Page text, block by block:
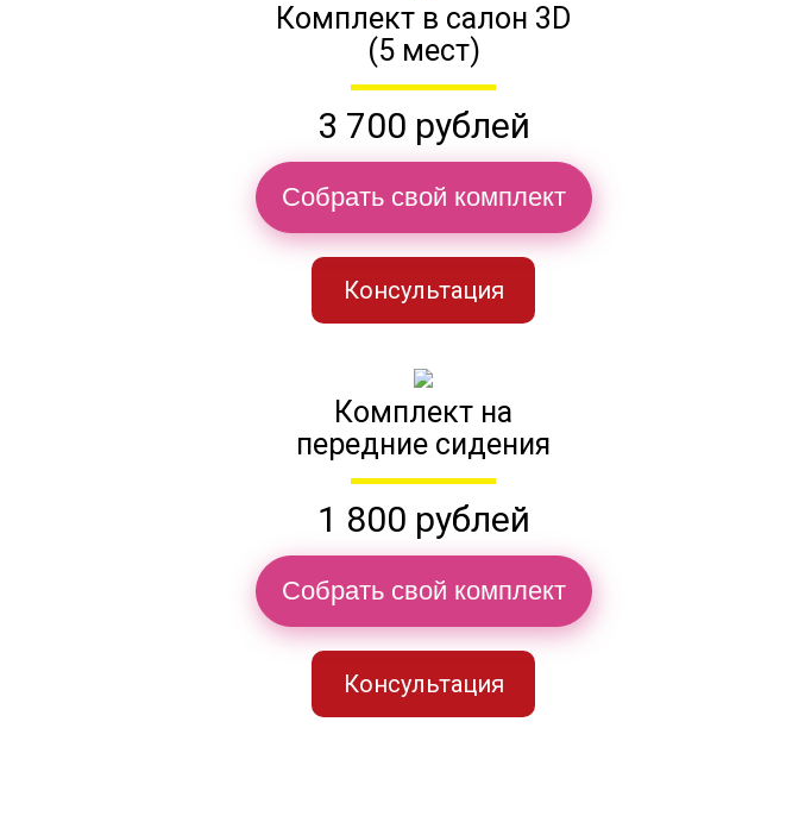
Комплект в салон 3D
(5 мест)
3 700 рублей
Собрать свой комплект
Консультация
Комплект на
передние сидения
1 800 рублей
Собрать свой комплект
Консультация